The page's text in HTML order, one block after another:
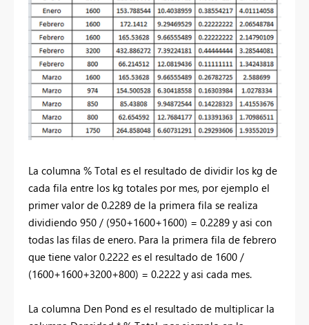
La columna % Total es el resultado de dividir los kg de
cada fila entre los kg totales por mes, por ejemplo el
primer valor de 0.2289 de la primera fila se realiza
dividiendo 950 / (950+1600+1600) = 0.2289 y asi con
todas las filas de enero. Para la primera fila de febrero
que tiene valor 0.2222 es el resultado de 1600 /
(1600+1600+3200+800) = 0.2222 y asi cada mes.
La columna Den Pond es el resultado de multiplicar la